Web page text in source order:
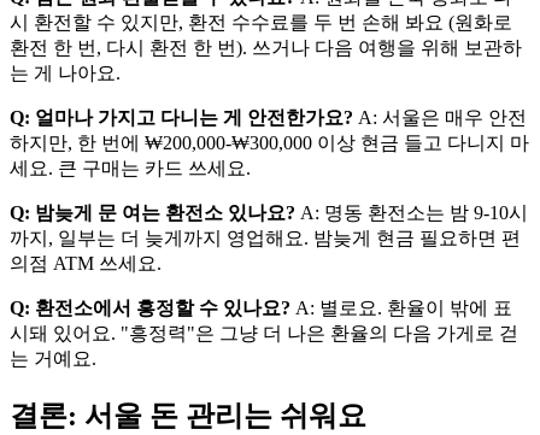
시 환전할 수 있지만, 환전 수수료를 두 번 손해 봐요 (원화로
환전 한 번, 다시 환전 한 번). 쓰거나 다음 여행을 위해 보관하
는 게 나아요.
Q: 얼마나 가지고 다니는 게 안전한가요? A: 서울은 매우 안전
하지만, 한 번에 ₩200,000-₩300,000 이상 현금 들고 다니지 마
세요. 큰 구매는 카드 쓰세요.
Q: 밤늦게 문 여는 환전소 있나요? A: 명동 환전소는 밤 9-10시
까지, 일부는 더 늦게까지 영업해요. 밤늦게 현금 필요하면 편
의점 ATM 쓰세요.
Q: 환전소에서 흥정할 수 있나요? A: 별로요. 환율이 밖에 표
시돼 있어요. "흥정력"은 그냥 더 나은 환율의 다음 가게로 걷
는 거예요.
결론: 서울 돈 관리는 쉬워요